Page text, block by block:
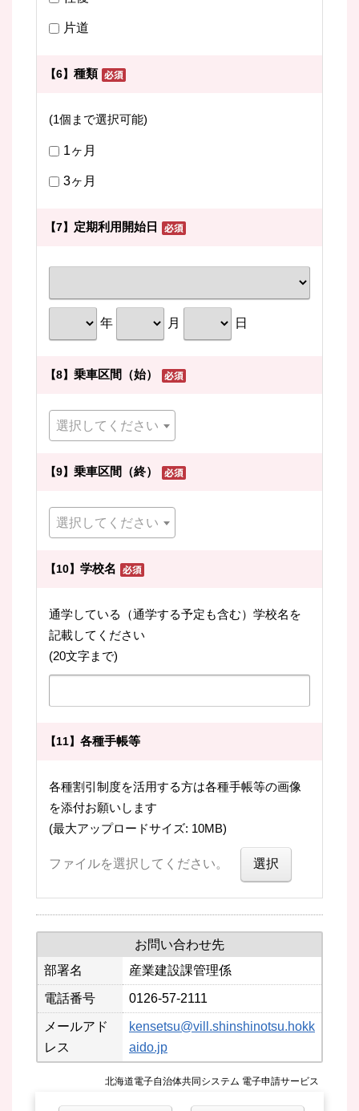
片道
【6】 種類
(1個まで選択可能)
1ヶ月
3ヶ月
【7】 定期利用開始日
年 月 日
【8】 乗車区間（始）
選択してください
【9】 乗車区間（終）
選択してください
【10】 学校名
通学している（通学する予定も含む）学校名を
記載してください
(20文字まで)
【11】 各種手帳等
各種割引制度を活用する方は各種手帳等の画像
を添付お願いします
(最大アップロードサイズ: 10MB)
ファイルを選択してください。
お問い合わせ先
部署名
産業建設課管理係
電話番号 0126-57-2111
メールアド
レス
kensetsu@vill.shinshinotsu.hokk
aido.jp
北海道電子自治体共同システム 電子申請サービス